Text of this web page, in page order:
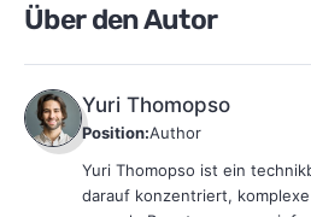
Über den Autor
Yuri Thomopso
Position:Author
Yuri Thomopso ist ein
darauf konzentriert,